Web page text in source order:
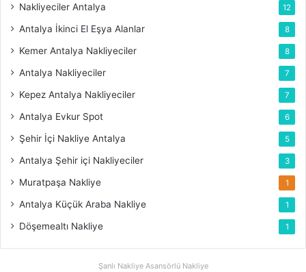
Nakliyeciler Antalya 12
Antalya İkinci El Eşya Alanlar 8
Kemer Antalya Nakliyeciler 8
Antalya Nakliyeciler 7
Kepez Antalya Nakliyeciler 7
Antalya Evkur Spot 6
Şehir İçi Nakliye Antalya 5
Antalya Şehir içi Nakliyeciler 3
Muratpaşa Nakliye 1
Antalya Küçük Araba Nakliye 1
Döşemealtı Nakliye 1
Şanlı Nakliye Asansörlü Nakliye